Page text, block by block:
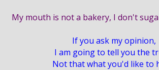
My mouth is not a bakery, I don't
If you ask my opinion,
I am going to tell you the
Not that what you'd like to